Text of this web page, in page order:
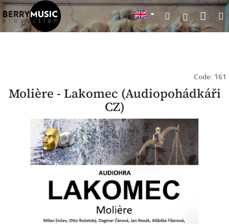
Skip
to
content
SearchLogin
cart
Code: 161
Molière - Lakomec (Audiopohádkáři
CZ)